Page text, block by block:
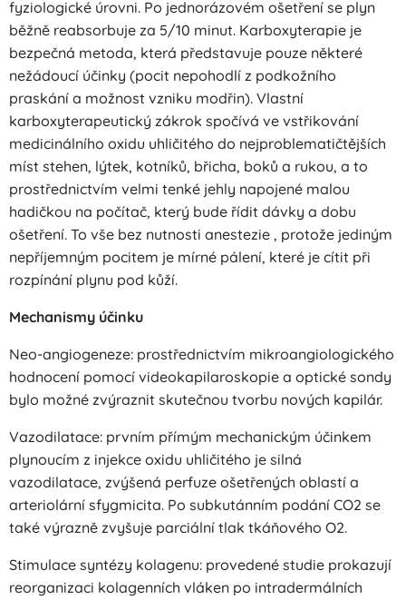
fyziologické úrovni. Po jednorázovém ošetření se plyn
běžně reabsorbuje za 5/10 minut. Karboxyterapie je
bezpečná metoda, která představuje pouze některé
nežádoucí účinky (pocit nepohodlí z podkožního
praskání a možnost vzniku modřin). Vlastní
karboxyterapeutický zákrok spočívá ve vstřikování
medicinálního oxidu uhličitého do nejproblematičtějších
míst stehen, lýtek, kotníků, břicha, boků a rukou, a to
prostřednictvím velmi tenké jehly napojené malou
hadičkou na počítač, který bude řídit dávky a dobu
ošetření. To vše bez nutnosti anestezie , protože jediným
nepříjemným pocitem je mírné pálení, které je cítit při
rozpínání plynu pod kůží.
Mechanismy účinku
Neo-angiogeneze: prostřednictvím mikroangiologického
hodnocení pomocí videokapilaroskopie a optické sondy
bylo možné zvýraznit skutečnou tvorbu nových kapilár.
Vazodilatace: prvním přímým mechanickým účinkem
plynoucím z injekce oxidu uhličitého je silná
vazodilatace, zvýšená perfuze ošetřených oblastí a
arteriolární sfygmicita. Po subkutánním podání CO2 se
také výrazně zvyšuje parciální tlak tkáňového O2.
Stimulace syntézy kolagenu: provedené studie prokazují
reorganizaci kolagenních vláken po intradermálních